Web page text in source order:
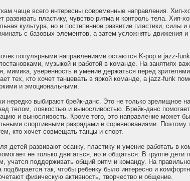
чаще всего интересны современные направления. Хип-
развивать пластику, чувство ритма и контроль тела. Хип-
культура, но и постепенное развитие пластики, силы
с базовых элементов, а затем усложнять движения и
популярными направлениями остаются K-pop и jazz-
музыкой и работой в команде. На занятиях
мимика, уверенность и умение держаться перед
тех, кто хочет танцевать в яркой команде, а jazz-funk
и эмоциональными.
нередко выбирают брейк-данс. Это не только зрелищное
телом, ловкостью и выносливостью. Брейк-данс
и выносливость. Кроме того, это направление может
спортивными разрядами и соревнованиями. Поэтому
кто хочет совмещать танцы и спорт.
детей развивают осанку, пластику и умение работать в
не только двигаться, но и общаться. В группе дети
учатся поддерживать общий ритм и команду. На
подбирается так, чтобы ребенку было интересно и
физическую активность, творчество и общение.